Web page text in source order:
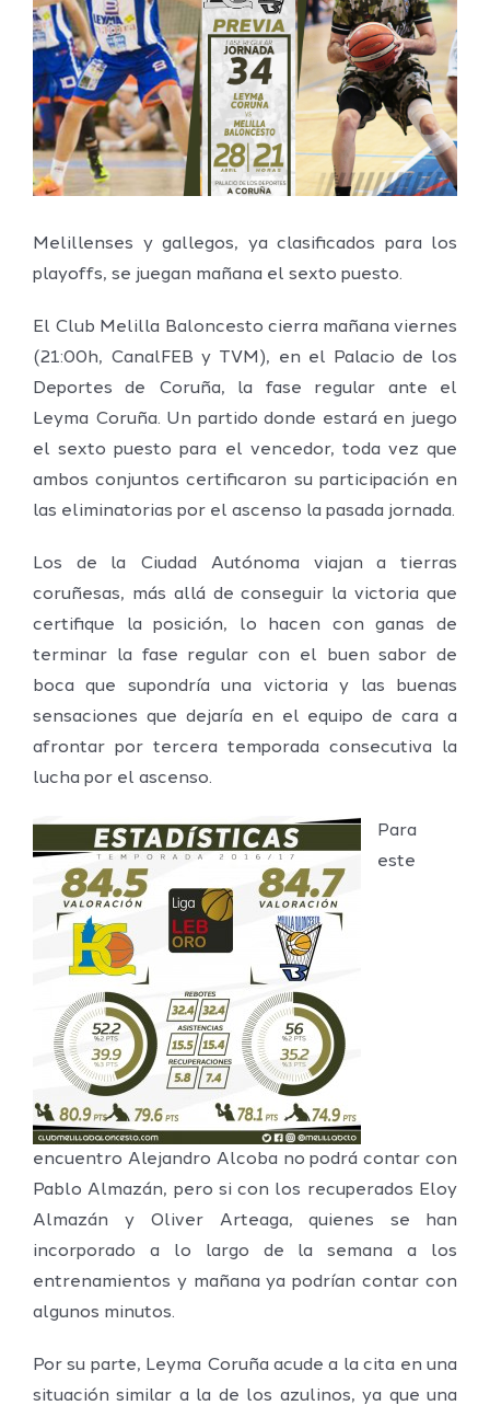
grande
Melillenses y gallegos, ya clasificados para los
playoffs, se juegan mañana el sexto puesto.
El Club Melilla Baloncesto cierra mañana viernes
(21:00h, CanalFEB y TVM), en el Palacio de los
Deportes de Coruña, la fase regular ante el
Leyma Coruña. Un partido donde estará en juego
el sexto puesto para el vencedor, toda vez que
ambos conjuntos certificaron su participación en
las eliminatorias por el ascenso la pasada jornada.
Los de la Ciudad Autónoma viajan a tierras
coruñesas, más allá de conseguir la victoria que
certifique la posición, lo hacen con ganas de
terminar la fase regular con el buen sabor de
boca que supondría una victoria y las buenas
sensaciones que dejaría en el equipo de cara a
afrontar por tercera temporada consecutiva la
lucha por el ascenso.
Para
este
encuentro Alejandro Alcoba no podrá contar con
Pablo Almazán, pero si con los recuperados Eloy
Almazán y Oliver Arteaga, quienes se han
incorporado a lo largo de la semana a los
entrenamientos y mañana ya podrían contar con
algunos minutos.
Por su parte, Leyma Coruña acude a la cita en una
situación similar a la de los azulinos, ya que una